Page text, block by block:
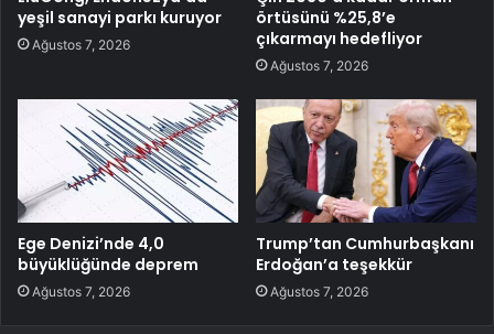
yeşil sanayi parkı kuruyor
Ağustos 7, 2026
örtüsünü %25,8’e
çıkarmayı hedefliyor
Ağustos 7, 2026
Ege Denizi’nde 4,0
büyüklüğünde deprem
Ağustos 7, 2026
Trump’tan Cumhurbaşkanı
Erdoğan’a teşekkür
Ağustos 7, 2026